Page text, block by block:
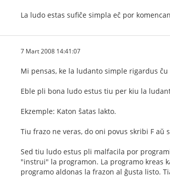
La ludo estas sufiĉe simpla eĉ por
7 Mart 2008 14:41:07
Mi pensas, ke la ludanto simple rigardus
Eble pli bona ludo estus tiu per kiu la
Ekzemple: Katon ŝatas lakto.
Tiu frazo ne veras, do oni povus skribi F
Sed tiu ludo estus pli malfacila por
"instrui" la programon. La programo kreas
programo aldonas la frazon al ĝusta listo.